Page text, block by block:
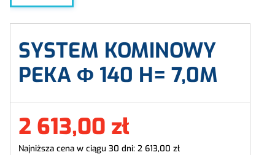
SYSTEM KOMINOWY
PEKA Φ 140 H= 7,0M
2 613,00 zł
Najniższa cena w ciągu 30 dni: 2 613,00 zł